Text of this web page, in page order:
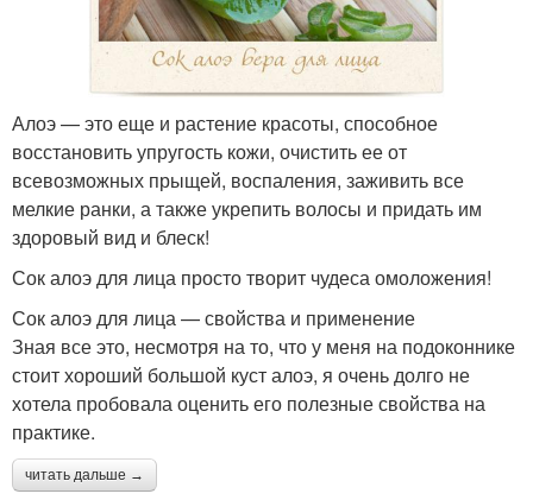
Алоэ — это еще и растение красоты, способное
восстановить упругость кожи, очистить ее от
всевозможных прыщей, воспаления, заживить все
мелкие ранки, а также укрепить волосы и придать им
здоровый вид и блеск!
Сок алоэ для лица просто творит чудеса омоложения!
Сок алоэ для лица — свойства и применение
Зная все это, несмотря на то, что у меня на подоконнике
стоит хороший большой куст алоэ, я очень долго не
хотела пробовала оценить его полезные свойства на
практике.
читать дальше →